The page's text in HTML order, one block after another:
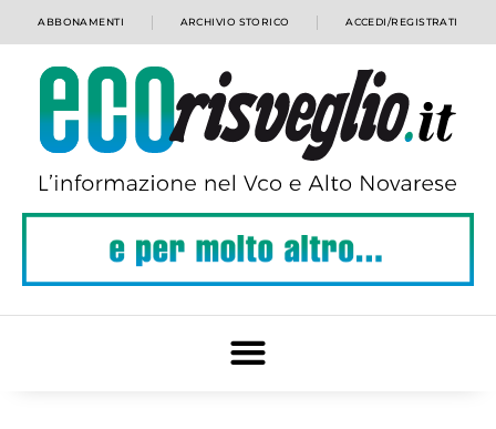
ABBONAMENTI ARCHIVIO STORICO ACCEDI/REGISTRATI